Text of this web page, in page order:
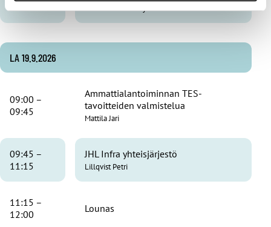
LA 19.9.2026
09:00 –
09:45
Ammattialantoiminnan TES-
tavoitteiden valmistelua
Mattila Jari
09:45 –
11:15
JHL Infra yhteisjärjestö
Lillqvist Petri
11:15 –
12:00
Lounas